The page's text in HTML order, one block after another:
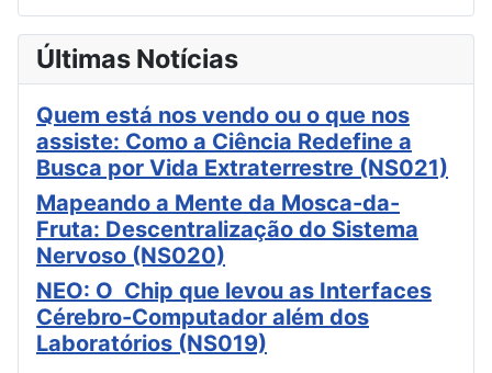
Últimas Notícias
Quem está nos vendo ou o que nos
assiste: Como a Ciência Redefine a
Busca por Vida Extraterrestre (NS021)
Mapeando a Mente da Mosca-da-
Fruta: Descentralização do Sistema
Nervoso (NS020)
NEO: O Chip que levou as Interfaces
Cérebro-Computador além dos
Laboratórios (NS019)